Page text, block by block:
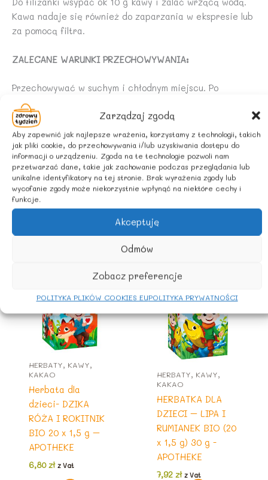
Zarządzaj zgodą
Aby zapewnić jak najlepsze wrażenia, korzystamy z technologii, takich
jak pliki cookie, do przechowywania i/lub uzyskiwania dostępu do
informacji o urządzeniu. Zgoda na te technologie pozwoli nam
przetwarzać dane, takie jak zachowanie podczas przeglądania lub
unikalne identyfikatory na tej stronie. Brak wyrażenia zgody lub
wycofanie zgody może niekorzystnie wpłynąć na niektóre cechy i
funkcje.
Akceptuję
Odmów
Zobacz preferencje
POLITYKA PLIKÓW COOKIES EUPOLITYKA PRYWATNOŚCI
Do filiżanki wsypać ok 10 g kawy i zalać wrzącą wodą.
Kawa nadaje się również do zaparzania w ekspresie lub
za pomocą filtra.
ZALECANE WARUNKI PRZECHOWYWANIA:
Przechowywać w suchym i chłodnym miejscu. Po
otwarciu przechowywać w szczelnie zamkniętym
opakowaniu.
POCHODZENIE SKŁADNIKÓW:
Rolnictwo spoza UE
Podobne produkty
HERBATY, KAWY,
KAKAO
Herbata dla
dzieci- DZIKA
RÓŻA I ROKITNIK
BIO 20 x 1,5 g –
APOTHEKE
6,80zł z Vat
HERBATY, KAWY,
KAKAO
HERBATKA DLA
DZIECI – LIPA I
RUMIANEK BIO (20
x 1,5 g) 30 g -
APOTHEKE
7,92 zł z Vat